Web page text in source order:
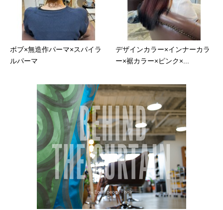
ボブ×無造作パーマ×スパイラ
ルパーマ
デザインカラー×インナーカラ
ー×裾カラー×ピンク×...